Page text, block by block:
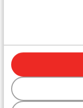
Andere
Alpes
Hotel Serre Palas